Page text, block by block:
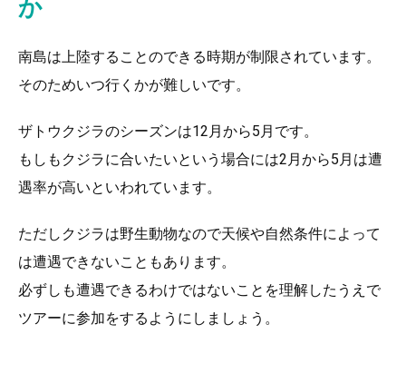
か
南島は上陸することのできる時期が制限されています。
そのためいつ行くかが難しいです。
ザトウクジラのシーズンは12月から5月です。
もしもクジラに合いたいという場合には2月から5月は遭
遇率が高いといわれています。
ただしクジラは野生動物なので天候や自然条件によって
は遭遇できないこともあります。
必ずしも遭遇できるわけではないことを理解したうえで
ツアーに参加をするようにしましょう。